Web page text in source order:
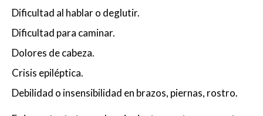
Dificultad al hablar o deglutir.
Dificultad para caminar.
Dolores de cabeza.
Crisis epiléptica.
Debilidad o insensibilidad en brazos, piernas, rostro.